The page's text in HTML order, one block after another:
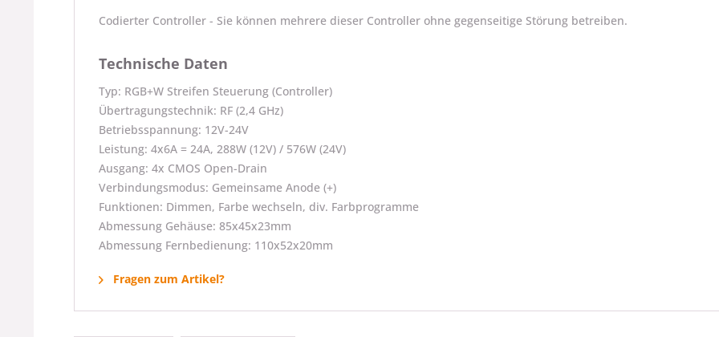
Codierter Controller - Sie können mehrere dieser Controller ohne gegenseitige Störung betreiben.
Technische Daten
Typ: RGB+W Streifen Steuerung (Controller)
Übertragungstechnik: RF (2,4 GHz)
Betriebsspannung: 12V-24V
Leistung: 4x6A = 24A, 288W (12V) / 576W (24V)
Ausgang: 4x CMOS Open-Drain
Verbindungsmodus: Gemeinsame Anode (+)
Funktionen: Dimmen, Farbe wechseln, div. Farbprogramme
Abmessung Gehäuse: 85x45x23mm
Abmessung Fernbedienung: 110x52x20mm
Fragen zum Artikel?